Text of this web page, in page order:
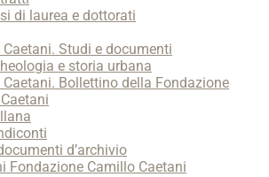
di laurea e dottorati
Studi e documenti
e storia urbana
Caetani. Bollettino della Fondazione
d’archivio
Fondazione Camillo Caetani